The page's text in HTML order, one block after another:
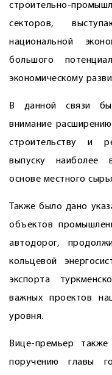
строительно-
секторов,
национальной
большого
экономическому
В данной связи
внимание
строительству и
выпуску наиболее
основе местного
Также было дано
объектов
автодорог,
кольцевой
экспорта
важных проектов
уровня.
Вице-премьер
поручению главы